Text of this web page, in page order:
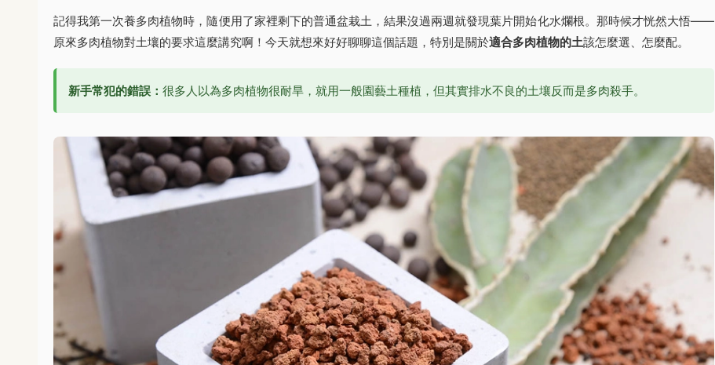
記得我第一次養多肉植物時，隨便用了家裡剩下的普通盆栽土，結果沒過兩週就發現葉片開始化水爛根。那時候才恍然大悟——
原來多肉植物對土壤的要求這麼講究啊！今天就想來好好聊聊這個話題，特別是關於適合多肉植物的土該怎麼選、怎麼配。
新手常犯的錯誤： 很多人以為多肉植物很耐旱，就用一般園藝土種植，但其實排水不良的土壤反而是多肉殺手。